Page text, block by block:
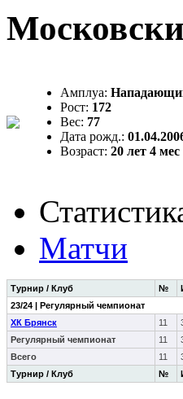
Амплуа:
Рост: 172
Вес: 77
Дата рожд.:
Возраст: 20 лет 4 мес
Матчи
Турнир / Клуб №
Турнир / Клуб №
23/24 | Регулярный чемпионат
ХК Брянск
11
Регулярный чемпионат
11
Всего
11